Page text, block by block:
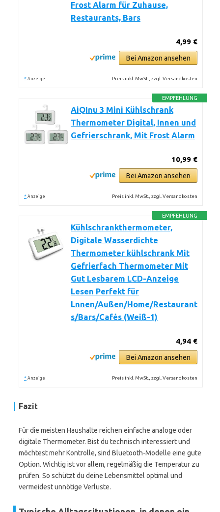
Frost Alarm für Zuhause,
Restaurants, Bars
4,99 €
Bei Amazon ansehen
* Anzeige Preis inkl. MwSt., zzgl. Versandkosten
EMPFEHLUNG
AiQInu 3 Mini Kühlschrank
Thermometer Digital, Innen und
Gefrierschrank, Mit Frost Alarm
10,99 €
Bei Amazon ansehen
* Anzeige Preis inkl. MwSt., zzgl. Versandkosten
EMPFEHLUNG
Kühlschrankthermometer,
Digitale Wasserdichte
Thermometer kühlschrank Mit
Gefrierfach Thermometer Mit
Gut Lesbarem LCD-Anzeige
Lesen Perfekt für
Lnnen/Außen/Home/Restaurant
s/Bars/Cafés (Weiß-1)
4,94 €
Bei Amazon ansehen
* Anzeige Preis inkl. MwSt., zzgl. Versandkosten
Fazit
Für die meisten Haushalte reichen einfache analoge oder
digitale Thermometer. Bist du technisch interessiert und
möchtest mehr Kontrolle, sind Bluetooth-Modelle eine gute
Option. Wichtig ist vor allem, regelmäßig die Temperatur zu
prüfen. So schützt du deine Lebensmittel optimal und
vermeidest unnötige Verluste.